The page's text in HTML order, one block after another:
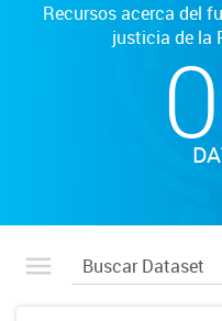
Recursos acerca del
justicia de la